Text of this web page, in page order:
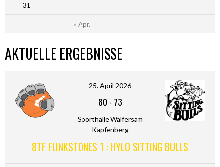
« Apr.
31
AKTUELLE ERGEBNISSE
25. April 2026
80 - 73
Sporthalle Walfersam
Kapfenberg
8TF FLINKSTONES 1 : HYLO SITTING BULLS